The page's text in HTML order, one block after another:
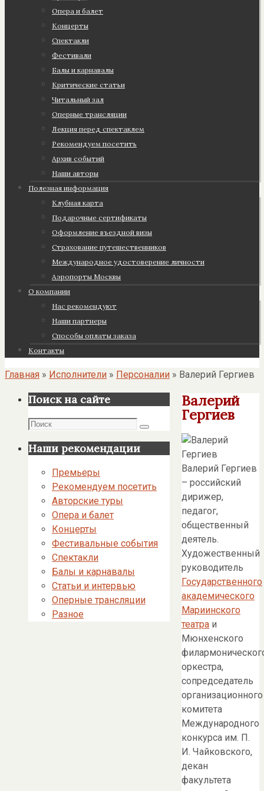
Опера и балет
Концерты
Спектакли
Фестивали
Балы и карнавалы
Критические статьи
Читальный зал
Оперные трансляции
Лекция перед спектаклем
Рекомендуем посетить
Архив событий
Наши авторы
Полезная информация
Клубная карта
Подарочные сертификаты
Оформление въездной визы
Страхование путешественников
Международное удостоверение личности
Аэропорты Москвы
О компании
Нас рекомендуют
Наши партнеры
Cпособы оплаты заказа
Контакты
Главная » Исполнители » Персоналии » Валерий Гергиев
Валерий
Гергиев
Валерий Гергиев
– российский
дирижер,
педагог,
общественный
деятель.
Художественный
руководитель
Государственного
академического
Мариинского
театра и
Мюнхенского
оркестра,
сопредседатель
организационного
комитета
Международного
конкурса им. П.
И. Чайковского,
декан
факультета
Поиск на сайте
Поиск
Поиск
Наши рекомендации
Премьеры
Рекомендуем посетить
Авторские туры
Опера и балет
Концерты
Фестивальные события
Спектакли
Балы и карнавалы
Статьи и интервью
Оперные трансляции
Разное